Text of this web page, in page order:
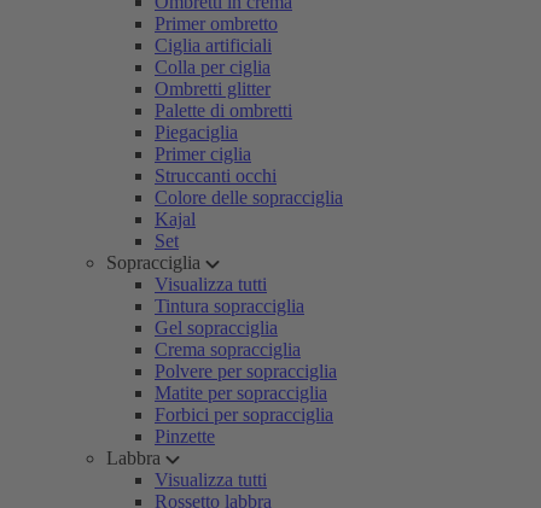
Primer ombretto
Ciglia artificiali
Colla per ciglia
Ombretti glitter
Palette di ombretti
Piegaciglia
Primer ciglia
Struccanti occhi
Colore delle sopracciglia
Kajal
Set
Sopracciglia
Visualizza tutti
Tintura sopracciglia
Gel sopracciglia
Crema sopracciglia
Polvere per sopracciglia
Matite per sopracciglia
Forbici per sopracciglia
Pinzette
Labbra
Visualizza tutti
Rossetto labbra